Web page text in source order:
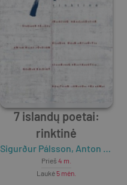
7 islandų poetai:
rinktinė
Sigurður Pálsson, Anton Helgi Jónsson
Prieš 4 m.
Laukė5 mėn.